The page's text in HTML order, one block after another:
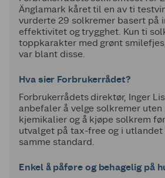
Änglamark kåret til en av ti
vurderte 29 solkremer basert på
effektivitet og trygghet. Kun ti
toppkarakter med grønt
var blant disse.
Hva sier Forbrukerrådet?
Forbrukerrådets direktør, Inger
anbefaler å velge solkremer
kjemikalier og å kjøpe solkrem
utvalget på tax-free og i
samme standard.
Enkel å påføre og behagelig på